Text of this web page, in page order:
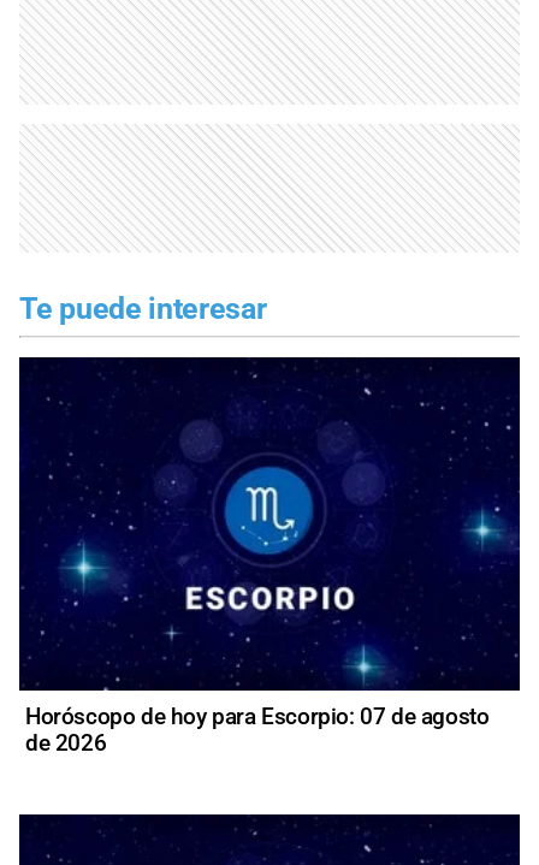
Te puede interesar
Horóscopo de hoy para Escorpio: 07 de agosto
de 2026